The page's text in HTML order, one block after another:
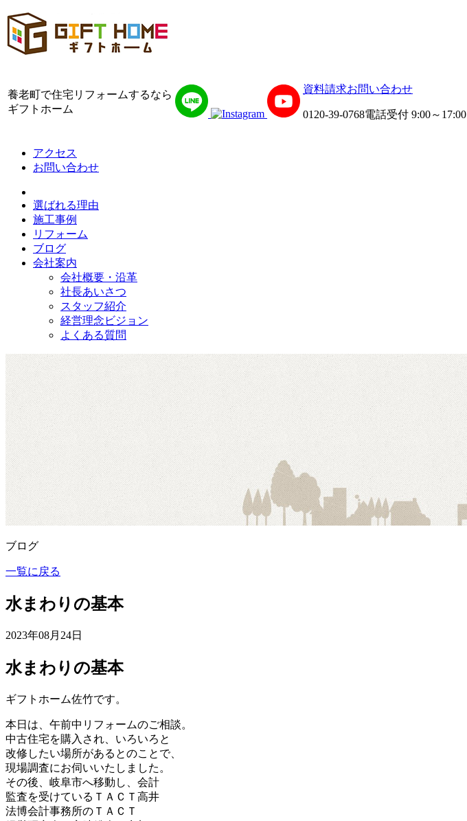
養老町で住宅リフォームするなら
ギフトホーム
資料請求お問い合わせ
0120-39-0768電話受付 9:00～17:00
アクセス
お問い合わせ
選ばれる理由
施工事例
リフォーム
ブログ
会社案内
会社概要・沿革
社長あいさつ
スタッフ紹介
経営理念ビジョン
よくある質問
ブログ
一覧に戻る
水まわりの基本
2023年08月24日
水まわりの基本
ギフトホーム佐竹です。
本日は、午前中リフォームのご相談。
中古住宅を購入され、いろいろと
改修したい場所があるとのことで、
現場調査にお伺いいたしました。
その後、岐阜市へ移動し、会計
監査を受けているＴＡＣＴ高井
法博会計事務所のＴＡＣＴ